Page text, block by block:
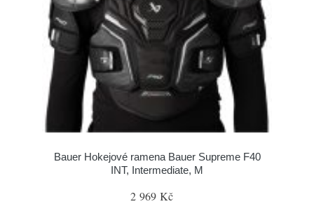
Bauer Hokejové ramena Bauer Supreme F40
INT, Intermediate, M
2 969 Kč